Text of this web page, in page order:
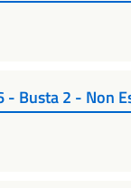
- Busta 2 - Non